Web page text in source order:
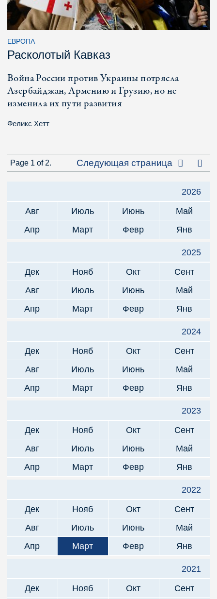
ЕВРОПА
Расколотый Кавказ
Война России против Украины потрясла
Азербайджан, Армению и Грузию, но не
изменила их пути развития
Феликс Хетт
Page 1 of 2. Следующая страница
2026
Авг
Июль Июнь
Май
Апр
Март Февр Янв
2025
Дек
Нояб Окт
Сент
Авг
Июль Июнь
Май
Апр
Март Февр Янв
2024
Дек
Нояб Окт
Сент
Авг
Июль Июнь
Май
Апр
Март Февр Янв
2023
Дек
Нояб Окт
Сент
Авг
Июль Июнь
Май
Апр
Март Февр Янв
2022
Дек
Нояб Окт
Сент
Авг
Июль Июнь
Май
Апр
Март Февр Янв
2021
Дек
Нояб Окт
Сент